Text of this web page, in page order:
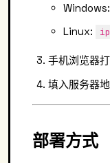
Windows:
Linux:
手机浏览器
填入服务器
部署方式